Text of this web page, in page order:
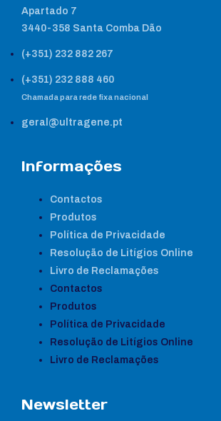
Apartado 7
3440-358 Santa Comba Dão
(+351) 232 882 267
(+351) 232 888 460
Chamada para rede fixa nacional
geral@ultragene.pt
Informações
Contactos
Produtos
Política de Privacidade
Resolução de Litígios Online
Livro de Reclamações
Contactos
Produtos
Política de Privacidade
Resolução de Litígios Online
Livro de Reclamações
Newsletter